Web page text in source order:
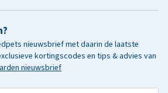
nieuwsbrief met daarin de laatste
kortingscodes en tips & advies van
nieuwsbrief